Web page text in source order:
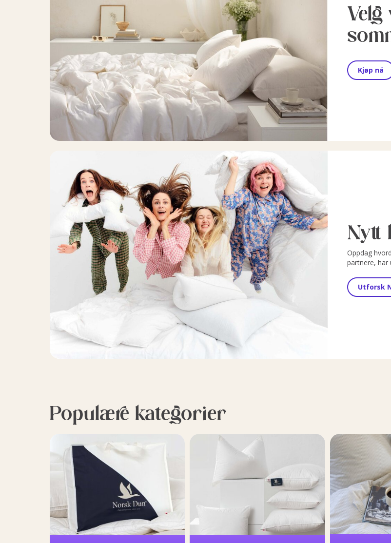
Velg
Kjøp nå
Nytt
Oppdag
partnere, har
Utforsk
Populære kategorier